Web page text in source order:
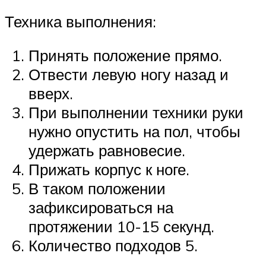
Техника выполнения:
Принять положение прямо.
Отвести левую ногу назад и
вверх.
При выполнении техники руки
нужно опустить на пол, чтобы
удержать равновесие.
Прижать корпус к ноге.
В таком положении
зафиксироваться на
протяжении 10-15 секунд.
Количество подходов 5.